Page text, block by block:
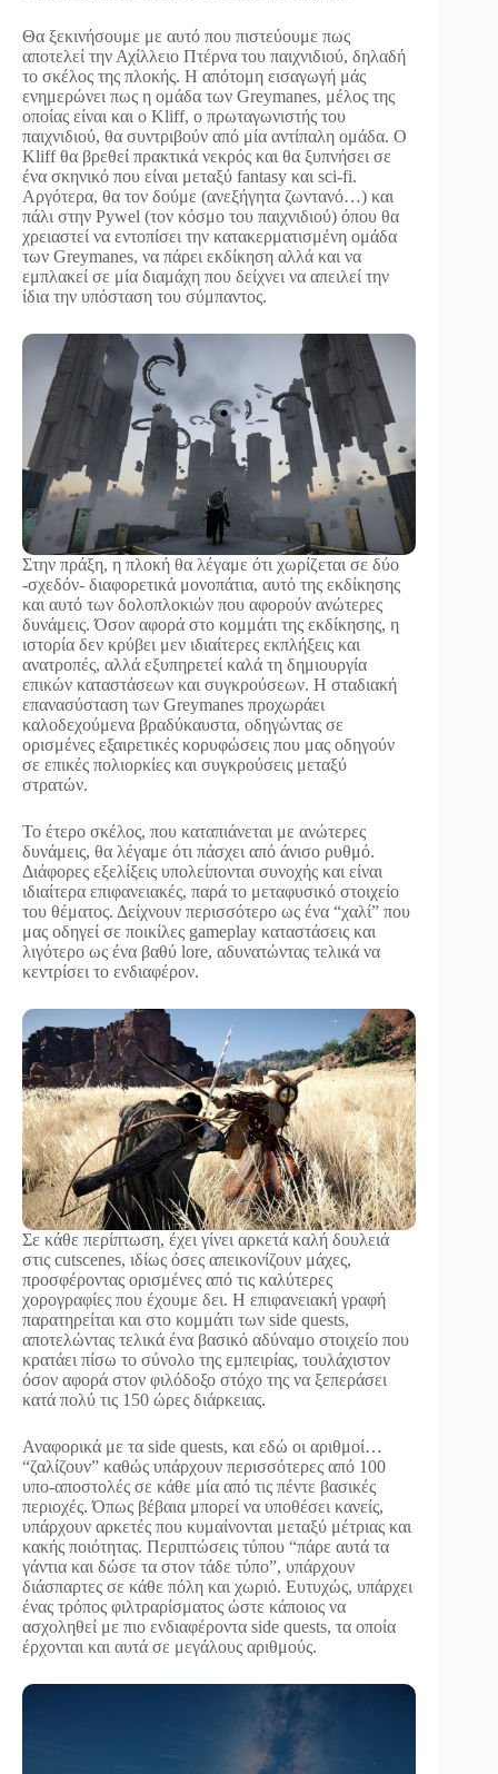
Θα ξεκινήσουμε με αυτό που πιστεύουμε πως
αποτελεί την Αχίλλειο Πτέρνα του παιχνιδιού, δηλαδή
το σκέλος της πλοκής. Η απότομη εισαγωγή μάς
ενημερώνει πως η ομάδα των Greymanes, μέλος της
οποίας είναι και ο Kliff, ο πρωταγωνιστής του
παιχνιδιού, θα συντριβούν από μία αντίπαλη ομάδα. Ο
Kliff θα βρεθεί πρακτικά νεκρός και θα ξυπνήσει σε
ένα σκηνικό που είναι μεταξύ fantasy και sci-fi.
Αργότερα, θα τον δούμε (ανεξήγητα ζωντανό…) και
πάλι στην Pywel (τον κόσμο του παιχνιδιού) όπου θα
χρειαστεί να εντοπίσει την κατακερματισμένη ομάδα
των Greymanes, να πάρει εκδίκηση αλλά και να
εμπλακεί σε μία διαμάχη που δείχνει να απειλεί την
ίδια την υπόσταση του σύμπαντος.
Στην πράξη, η πλοκή θα λέγαμε ότι χωρίζεται σε δύο
-σχεδόν- διαφορετικά μονοπάτια, αυτό της εκδίκησης
και αυτό των δολοπλοκιών που αφορούν ανώτερες
δυνάμεις. Όσον αφορά στο κομμάτι της εκδίκησης, η
ιστορία δεν κρύβει μεν ιδιαίτερες εκπλήξεις και
ανατροπές, αλλά εξυπηρετεί καλά τη δημιουργία
επικών καταστάσεων και συγκρούσεων. Η σταδιακή
επανασύσταση των Greymanes προχωράει
καλοδεχούμενα βραδύκαυστα, οδηγώντας σε
ορισμένες εξαιρετικές κορυφώσεις που μας οδηγούν
σε επικές πολιορκίες και συγκρούσεις μεταξύ
στρατών.
Το έτερο σκέλος, που καταπιάνεται με ανώτερες
δυνάμεις, θα λέγαμε ότι πάσχει από άνισο ρυθμό.
Διάφορες εξελίξεις υπολείπονται συνοχής και είναι
ιδιαίτερα επιφανειακές, παρά το μεταφυσικό στοιχείο
του θέματος. Δείχνουν περισσότερο ως ένα “χαλί” που
μας οδηγεί σε ποικίλες gameplay καταστάσεις και
λιγότερο ως ένα βαθύ lore, αδυνατώντας τελικά να
κεντρίσει το ενδιαφέρον.
Σε κάθε περίπτωση, έχει γίνει αρκετά καλή δουλειά
στις cutscenes, ιδίως όσες απεικονίζουν μάχες,
προσφέροντας ορισμένες από τις καλύτερες
χορογραφίες που έχουμε δει. Η επιφανειακή γραφή
παρατηρείται και στο κομμάτι των side quests,
αποτελώντας τελικά ένα βασικό αδύναμο στοιχείο που
κρατάει πίσω το σύνολο της εμπειρίας, τουλάχιστον
όσον αφορά στον φιλόδοξο στόχο της να ξεπεράσει
κατά πολύ τις 150 ώρες διάρκειας.
Αναφορικά με τα side quests, και εδώ οι αριθμοί…
“ζαλίζουν” καθώς υπάρχουν περισσότερες από 100
υπο-αποστολές σε κάθε μία από τις πέντε βασικές
περιοχές. Όπως βέβαια μπορεί να υποθέσει κανείς,
υπάρχουν αρκετές που κυμαίνονται μεταξύ μέτριας και
κακής ποιότητας. Περιπτώσεις τύπου “πάρε αυτά τα
γάντια και δώσε τα στον τάδε τύπο”, υπάρχουν
διάσπαρτες σε κάθε πόλη και χωριό. Ευτυχώς, υπάρχει
ένας τρόπος φιλτραρίσματος ώστε κάποιος να
ασχοληθεί με πιο ενδιαφέροντα side quests, τα οποία
έρχονται και αυτά σε μεγάλους αριθμούς.